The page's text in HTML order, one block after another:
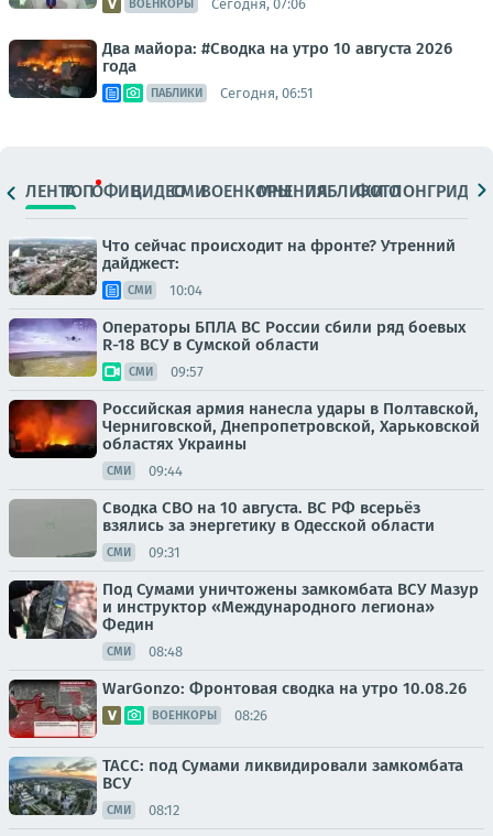
ВОЕНКОРЫ Сегодня, 07:06
Два майора: #Сводка на утро 10 августа 2026
года
ПАБЛИКИ Сегодня, 06:51
ЛЕНТАТОПОФИЦ.ВИДЕОСМИВОЕНКОРЫМНЕНИЯПАБЛИКИ
ФОТОЛОНГРИДЫ
Что сейчас происходит на фронте? Утренний
дайджест:
СМИ 10:04
Операторы БПЛА ВС России сбили ряд боевых
R-18 ВСУ в Сумской области
СМИ 09:57
Российская армия нанесла удары в Полтавской,
Черниговской, Днепропетровской, Харьковской
областях Украины
СМИ 09:44
Сводка СВО на 10 августа. ВС РФ всерьёз
взялись за энергетику в Одесской области
СМИ 09:31
Под Сумами уничтожены замкомбата ВСУ Мазур
и инструктор «Международного легиона»
Федин
СМИ 08:48
WarGonzo: Фронтовая сводка на утро 10.08.26
ВОЕНКОРЫ 08:26
ТАСС: под Сумами ликвидировали замкомбата
ВСУ
СМИ 08:12